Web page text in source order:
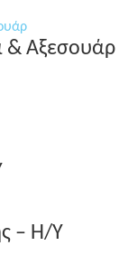
& Αξεσουάρ
– Η/Υ